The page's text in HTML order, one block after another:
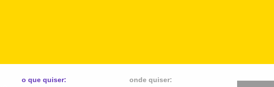
o que quiser:
onde quiser: